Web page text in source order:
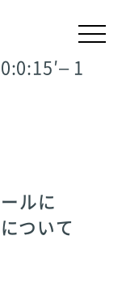
1
ルに
ついて